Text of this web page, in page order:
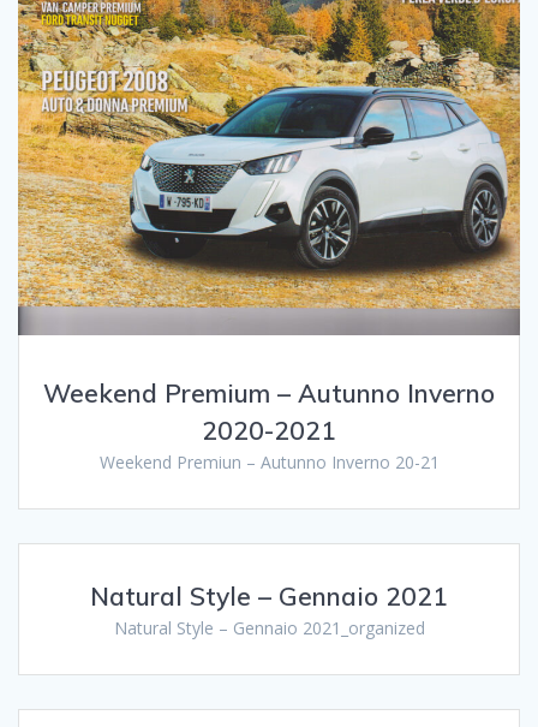
Weekend Premium – Autunno Inverno
2020-2021
Weekend Premiun – Autunno Inverno 20-21
Natural Style – Gennaio 2021
Natural Style – Gennaio 2021_organized